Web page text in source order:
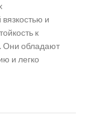
и
к
Они обладают
и легко